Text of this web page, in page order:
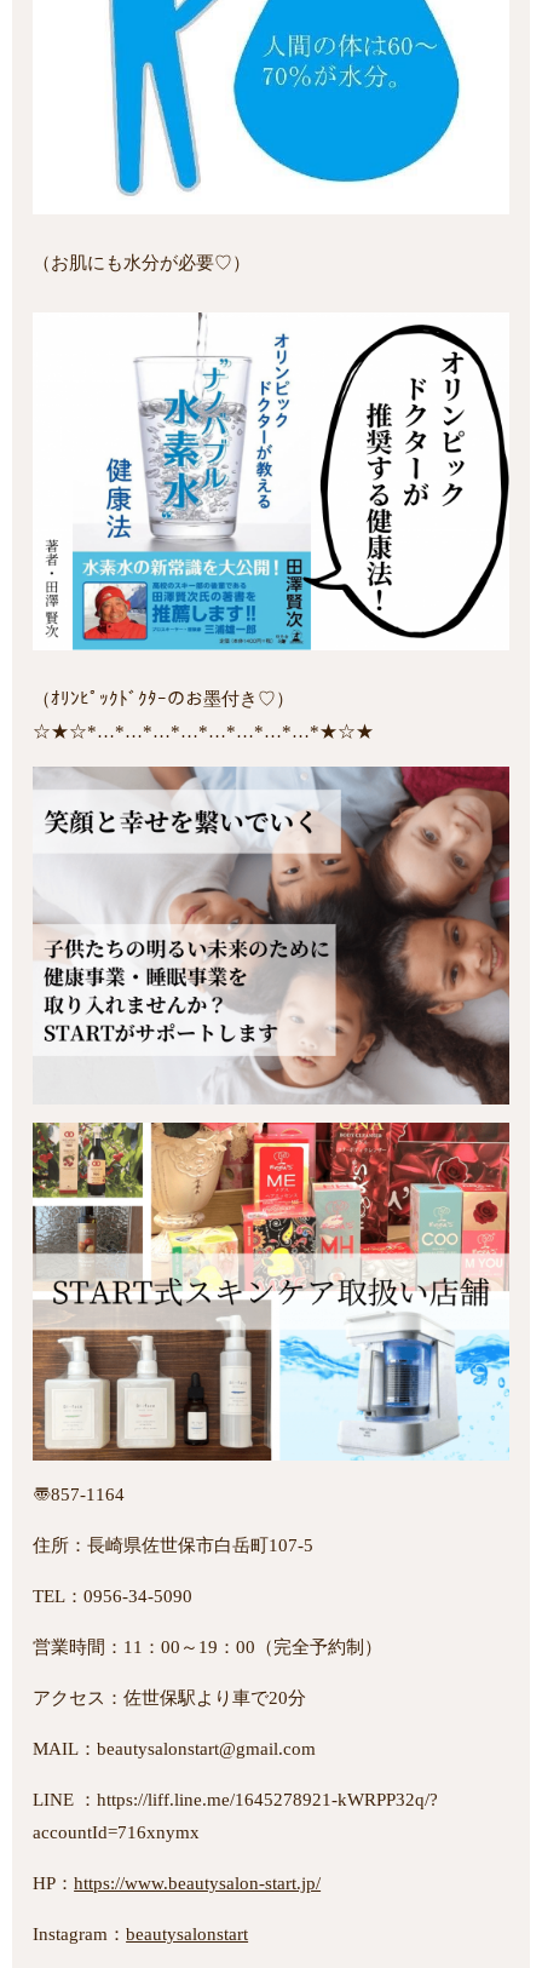
（お肌にも水分が必要♡）
（ｵﾘﾝﾋﾟｯｸﾄﾞｸﾀｰのお墨付き♡）
☆★☆*…*…*…*…*…*…*…*…*★☆★
〠857-1164
住所：長崎県佐世保市白岳町107-5
TEL：0956-34-5090
営業時間：11：00～19：00（完全予約制）
アクセス：佐世保駅より車で20分
MAIL：beautysalonstart@gmail.com
LINE ：https://liff.line.me/1645278921-kWRPP32q/?
accountId=716xnymx
HP：https://www.beautysalon-start.jp/
Instagram：beautysalonstart